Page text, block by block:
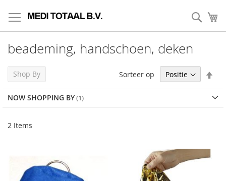
to
Content
beademing, handschoen, deken
2 Items
Sorteer op
Shop By
NOW SHOPPING BY